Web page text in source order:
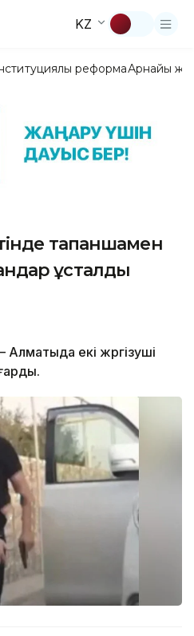
KZ
реформаАрнайы
тапаншамен
ұсталды
екі жүргізуші